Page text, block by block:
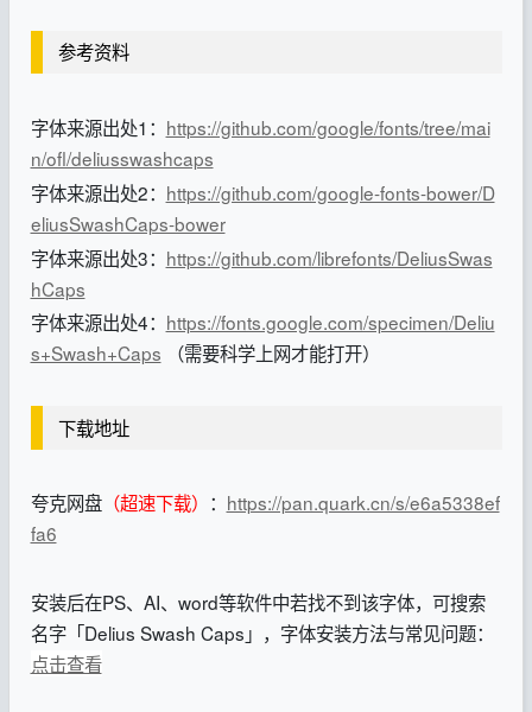
参考资料
字体来源出处1： https://github.com/google/fonts/tree/mai
n/ofl/deliusswashcaps
字体来源出处2： https://github.com/google-fonts-bower/D
eliusSwashCaps-bower
字体来源出处3： https://github.com/librefonts/DeliusSwas
hCaps
字体来源出处4： https://fonts.google.com/specimen/Deliu
s+Swash+Caps （需要科学上网才能打开）
下载地址
夸克网盘（超速下载） ： https://pan.quark.cn/s/e6a5338ef
fa6
安装后在PS、AI、word等软件中若找不到该字体，可搜索
名字「Delius Swash Caps」，字体安装方法与常见问题：
点击查看